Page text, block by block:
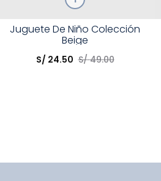
Talla
Elige una opción
Juguete De Niño Colección
Beige
S/ 24.50 S/ 49.00